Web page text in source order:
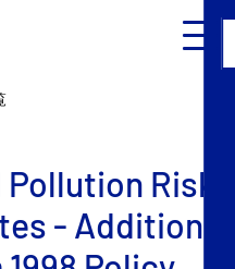
Risks
- Additional